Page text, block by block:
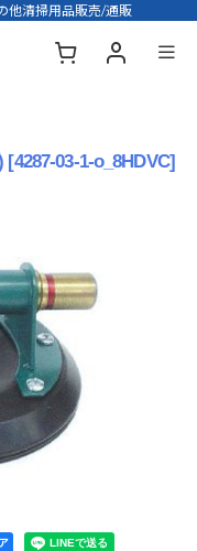
他清掃用品販売/通販
[4287-03-1-o_8HDVC]